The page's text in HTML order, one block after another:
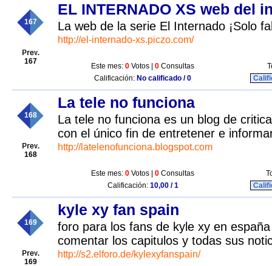
167
167
EL INTERNADO XS web del
La web de la serie El Internado ¡Solo
http://el-internado-xs.piczo.com/
Este mes: 0 Votos | 0 Consultas
Calificación: No calificado / 0
168
168
La tele no funciona
La tele no funciona es un blog de
con el único fin de entretener e
http://latelenofunciona.blogspot.com
Este mes: 0 Votos | 0 Consultas
Calificación: 10,00 / 1
169
169
kyle xy fan spain
foro para los fans de kyle xy en
comentar los capitulos y todas sus
http://s2.elforo.de/kylexyfanspain/